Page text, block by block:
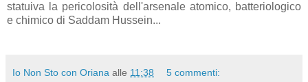
statuiva la pericolosità dell'arsenale atomico, batteriologico
e chimico di Saddam Hussein...
Io Non Sto con Oriana alle 11:38 5 commenti: